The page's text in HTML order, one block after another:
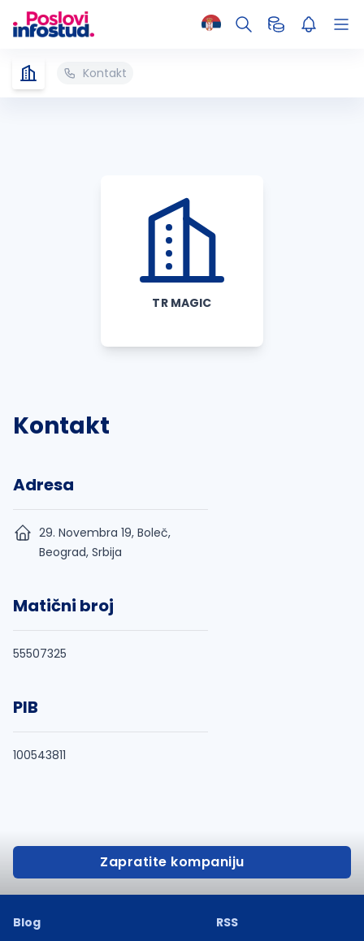
Kontakt
TR MAGIC
Kontakt
Adresa
29. Novembra 19, Boleč,
Beograd, Srbija
Matični broj
55507325
PIB
100543811
Zapratite kompaniju
Blog
RSS